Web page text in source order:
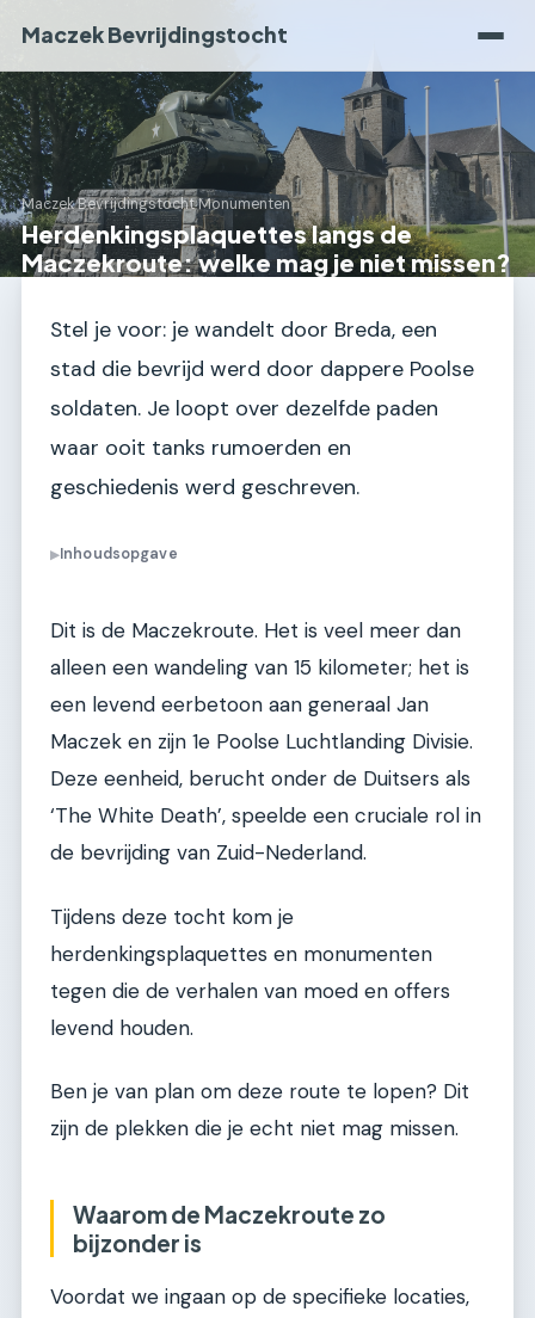
Maczek Bevrijdingstocht
Maczek Bevrijdingstocht›Monumenten
Herdenkingsplaquettes langs de
Maczekroute: welke mag je niet missen?
Stel je voor: je wandelt door Breda, een
stad die bevrijd werd door dappere Poolse
soldaten. Je loopt over dezelfde paden
waar ooit tanks rumoerden en
geschiedenis werd geschreven.
▶Inhoudsopgave
Dit is de Maczekroute. Het is veel meer dan
alleen een wandeling van 15 kilometer; het is
een levend eerbetoon aan generaal Jan
Maczek en zijn 1e Poolse Luchtlanding Divisie.
Deze eenheid, berucht onder de Duitsers als
‘The White Death’, speelde een cruciale rol in
de bevrijding van Zuid-Nederland.
Tijdens deze tocht kom je
herdenkingsplaquettes en monumenten
tegen die de verhalen van moed en offers
levend houden.
Ben je van plan om deze route te lopen? Dit
zijn de plekken die je echt niet mag missen.
Waarom de Maczekroute zo
bijzonder is
Voordat we ingaan op de specifieke locaties,